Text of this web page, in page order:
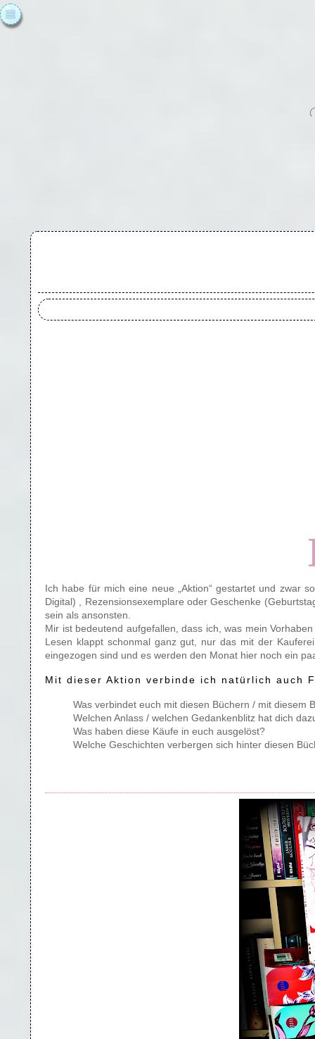
Ich habe für mich eine neue „Aktion“ gestartet und zwar
Digital) , Rezensionsexemplare oder Geschenke
sein als ansonsten.
Mir ist bedeutend aufgefallen, dass ich, was mein
Lesen klappt schonmal ganz gut, nur das mit der
eingezogen sind und es werden den Monat hier noch ein
Mit dieser Aktion verbinde ich natürlich auch
Was verbindet euch mit diesen Büchern / mit diesem
Welchen Anlass / welchen Gedankenblitz hat dich
Was haben diese Käufe in euch ausgelöst?
Welche Geschichten verbergen sich hinter diesen